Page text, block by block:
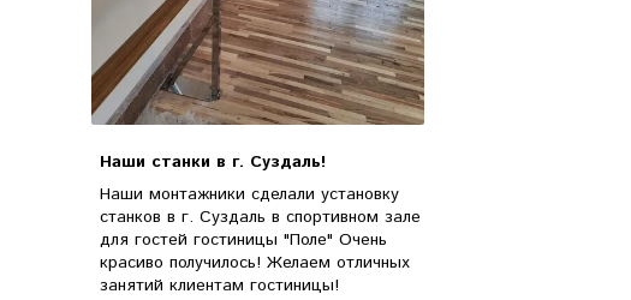
Наши станки в г. Суздаль!
Наши монтажники сделали установку
станков в г. Суздаль в спортивном зале
для гостей гостиницы "Поле" Очень
красиво получилось! Желаем отличных
занятий клиентам гостиницы!